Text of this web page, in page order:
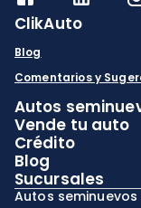
ClikAuto
Blog
Comentarios y
Autos
Vende tu auto
Crédito
Blog
Sucursales
Autos